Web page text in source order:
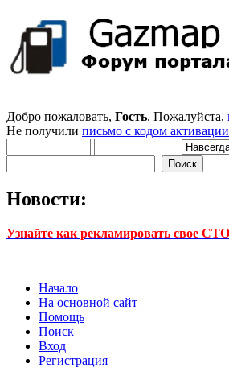
Добро пожаловать, Гость. Пожалуйста,
Не получили письмо с кодом активации
Новости:
Узнайте как рекламировать свое
Начало
На основной сайт
Помощь
Поиск
Вход
Регистрация